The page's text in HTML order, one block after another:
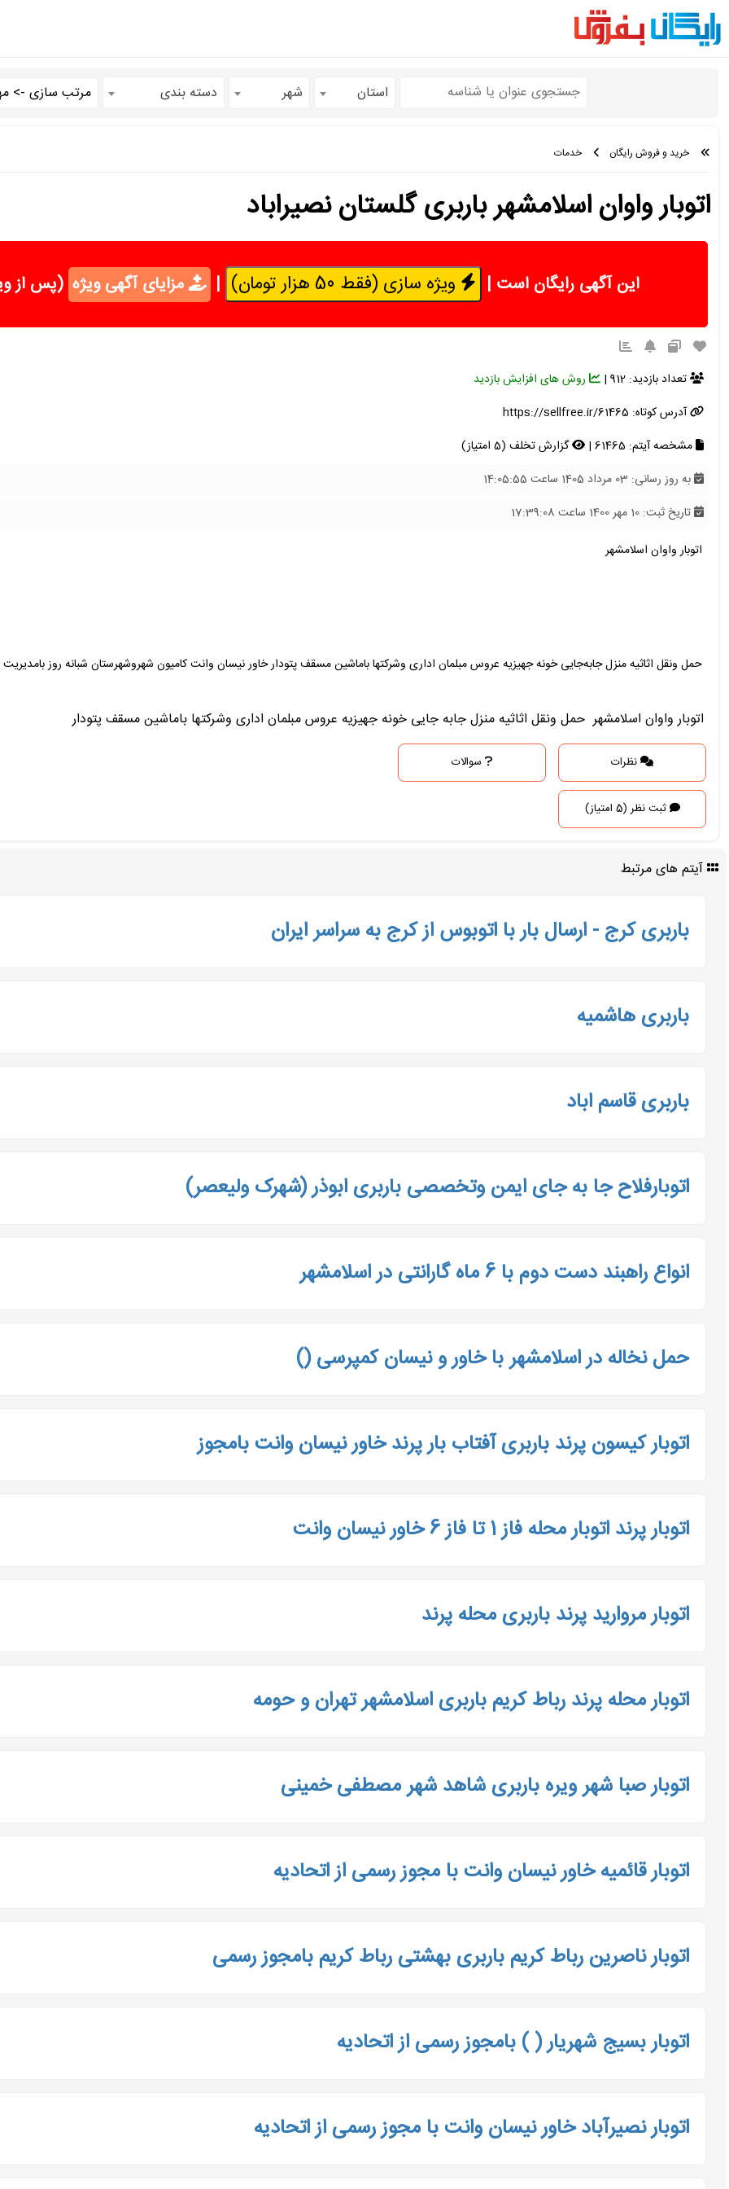
استان شهر دسته بندی
خرید و فروش رایگان خدمات
اتوبار واوان اسلامشهر باربری گلستان نصیراباد
این آگهی رایگان است | ویژه سازی (فقط 50 هزار تومان) | مزایای آگهی ویژه (پس از
تعداد بازدید: 912 |
روش های افزایش بازدید
آدرس کوتاه: https://sellfree.ir/61465
مشخصه آیتم: 61465 |
گزارش تخلف (5 امتیاز)
به روز رسانی: 03 مرداد 1405 ساعت 14:05:55
تاریخ ثبت: 10 مهر 1400 ساعت 17:39:08
اتوبار واوان اسلامشهر
حمل ونقل اثاثیه منزل جابه‌جایی خونه جهیزیه عروس مبلمان اداری وشرکتها باماشین مسقف پتودار خاور نیسان وانت کامیون شهروشهرستان شبانه روز
اتوبار واوان اسلامشهر حمل ونقل اثاثیه منزل جابه جایی خونه جهیزیه عروس مبلمان اداری وشرکتها باماشین مسقف پتودار
نظرات سوالات
ثبت نظر (5 امتیاز)
آیتم های مرتبط
باربری کرج - ارسال بار با اتوبوس از کرج به سراسر ایران
باربری هاشمیه
باربری قاسم اباد
اتوبارفلاح جا به جای ایمن وتخصصی باربری ابوذر (شهرک ولیعصر)
انواع راهبند دست دوم با 6 ماه گارانتی در اسلامشهر
حمل نخاله در اسلامشهر با خاور و نیسان کمپرسی ()
اتوبار کیسون پرند باربری آفتاب بار پرند خاور نیسان وانت بامجوز
اتوبار پرند اتوبار محله فاز 1 تا فاز 6 خاور نیسان وانت
اتوبار مروارید پرند باربری محله پرند
اتوبار محله پرند رباط کریم باربری اسلامشهر تهران و حومه
اتوبار صبا شهر ویره باربری شاهد شهر مصطفی خمینی
اتوبار قائمیه خاور نیسان وانت با مجوز رسمی از اتحادیه
اتوبار ناصرین رباط کریم باربری بهشتی رباط کریم بامجوز رسمی
اتوبار بسیج شهریار ( ) بامجوز رسمی از اتحادیه
اتوبار نصیرآباد خاور نیسان وانت با مجوز رسمی از اتحادیه